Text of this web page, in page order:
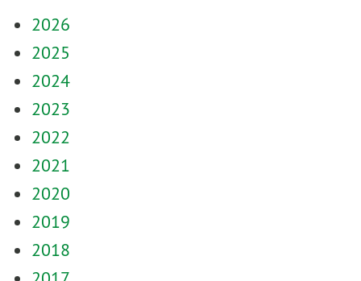
2026
2025
2024
2023
2022
2021
2020
2019
2018